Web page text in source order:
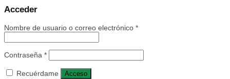
Acceder
Nombre de usuario o correo electrónico *
Contraseña *
Recuérdame Acceso